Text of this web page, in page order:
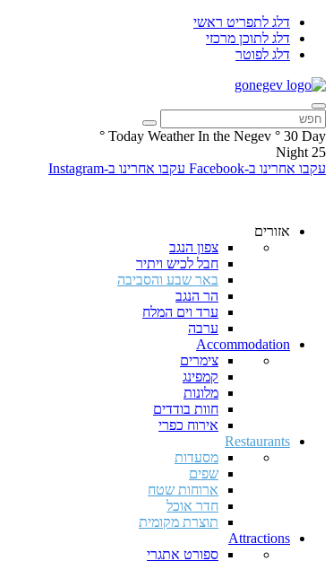
דלג לתפריט ראשי
דלג לתוכן מרכזי
דלג לפוטר
Today Weather In the Negev ° 30 Day
°
25
Night
עקבו אחרינו ב-Facebook
עקבו אחרינו ב-Instagram
אזורים
צפון הנגב
חבל לכיש ויתיר
באר שבע והסביבה
הר הנגב
ערד וים המלח
ערבה
Accommodation
צימרים
קמפינג
מלונות
חוות בודדים
אירוח כפרי
Restaurants
מסעדות
שפים
ארוחות שטח
חדר אוכל
תוצרת מקומית
Attractions
ספורט אתגרי